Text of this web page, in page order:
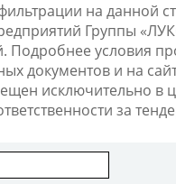
на данной
Группы
Подробнее условия
документов и на
исключительно в
за